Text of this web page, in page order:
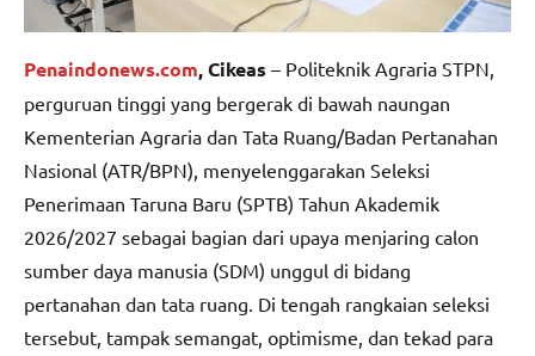
Penaindonews.com, Cikeas – Politeknik Agraria STPN,
perguruan tinggi yang bergerak di bawah naungan
Kementerian Agraria dan Tata Ruang/Badan Pertanahan
Nasional (ATR/BPN), menyelenggarakan Seleksi
Penerimaan Taruna Baru (SPTB) Tahun Akademik
2026/2027 sebagai bagian dari upaya menjaring calon
sumber daya manusia (SDM) unggul di bidang
pertanahan dan tata ruang. Di tengah rangkaian seleksi
tersebut, tampak semangat, optimisme, dan tekad para